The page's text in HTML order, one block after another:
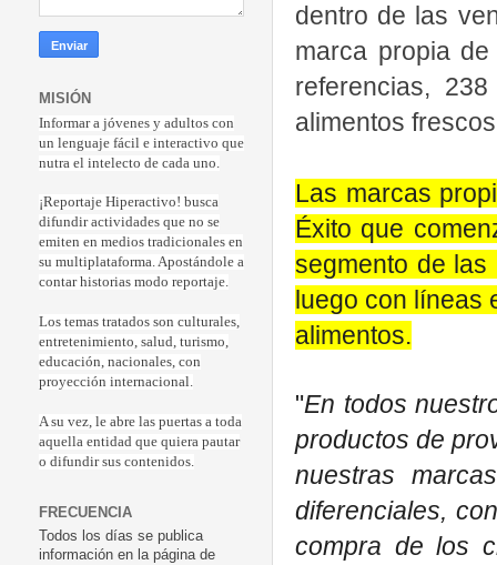
dentro de las
marca propia
referencias,
alimentos
Las marcas
Éxito que
segmento de
luego con líneas
alimentos.
"En todos
productos de
nuestras
diferenciales,
compra de los
MISIÓN
Informar a jóvenes y adultos con
un lenguaje fácil e interactivo que
nutra el intelecto de cada uno.
¡Reportaje Hiperactivo! busca
difundir actividades que no se
emiten en medios tradicionales en
su multiplataforma. Apostándole a
contar historias modo reportaje.
Los temas tratados son culturales,
entretenimiento, salud, turismo,
educación, nacionales, con
proyección internacional.
A su vez, le abre las puertas a toda
aquella entidad que quiera pautar
o difundir sus contenidos.
FRECUENCIA
Todos los días se publica
información en la página de